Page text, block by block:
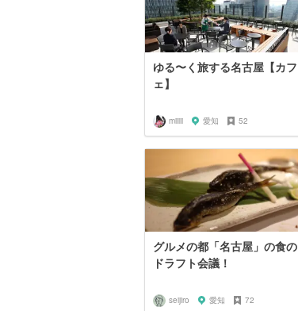
ゆる〜く旅する名古屋【カフ
ェ】
miiiii 愛知 52
グルメの都「名古屋」の食の
ドラフト会議！
seijiro 愛知 72